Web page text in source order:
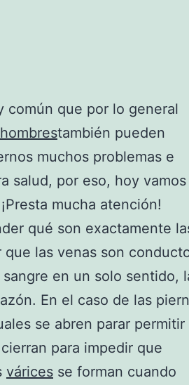
común que por lo general
hombrestambién pueden
muchos problemas e
salud, por eso, hoy vamos
mucha atención!
qué son exactamente
las venas son
en un solo sentido,
En el caso de las
se abren parar permitir
para impedir que
várices se forman cuando